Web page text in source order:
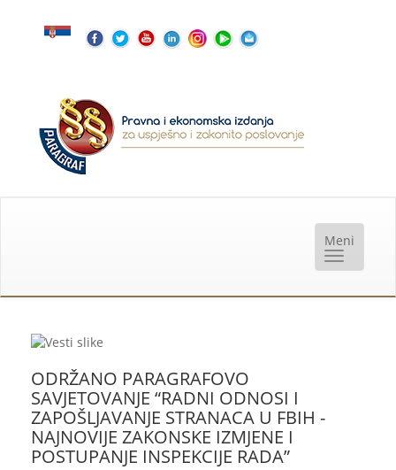
ODRŽANO PARAGRAFOVO
SAVJETOVANJE “RADNI ODNOSI I
ZAPOŠLJAVANJE STRANACA U FBIH -
NAJNOVIJE ZAKONSKE IZMJENE I
POSTUPANJE INSPEKCIJE RADA”